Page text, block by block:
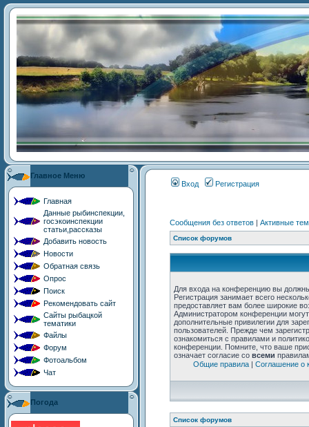
Главное Меню
Главная
Данные рыбинспекции,
госэкоинспекции
статьи,рассказы
Добавить новость
Новости
Обратная связь
Опрос
Поиск
Рекомендовать сайт
Сайты рыбацкой
тематики
Файлы
Форум
Фотоальбом
Чат
Погода